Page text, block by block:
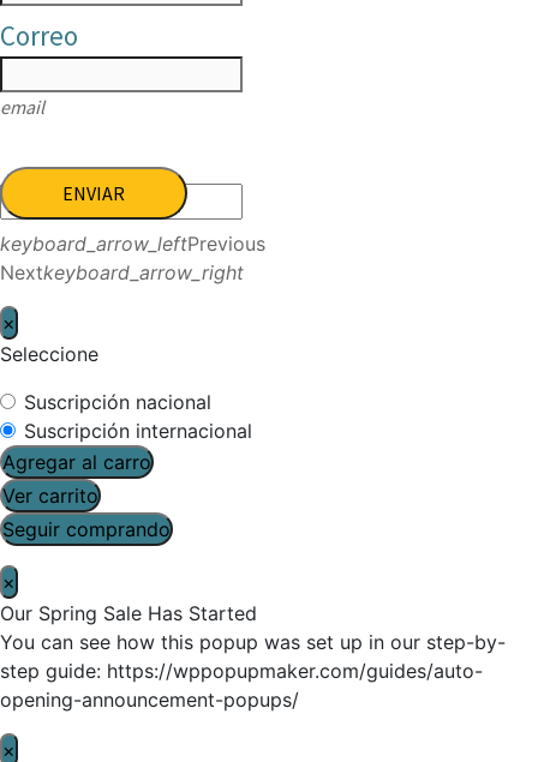
Correo
email
ENVIAR
keyboard_arrow_leftPrevious
Nextkeyboard_arrow_right
×
Seleccione
Suscripción nacional
Suscripción internacional
Agregar al carro
Ver carrito
Seguir comprando
×
Our Spring Sale Has Started
You can see how this popup was set up in our step-by-
step guide: https://wppopupmaker.com/guides/auto-
opening-announcement-popups/
×